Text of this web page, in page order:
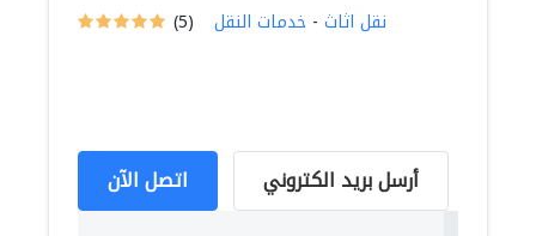
(5) نقل اثاث - خدمات النقل
اتصل الآن أرسل بريد الكتروني